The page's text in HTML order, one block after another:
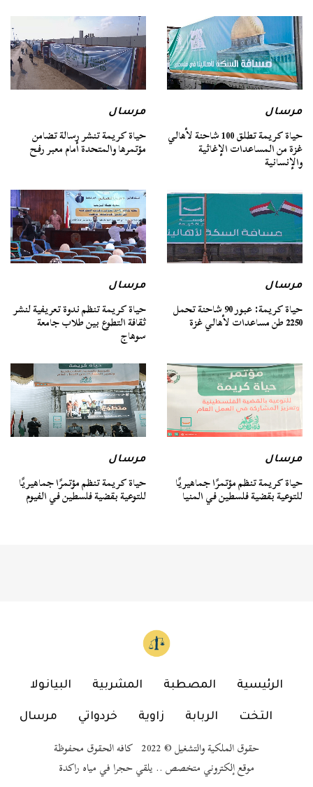
مرسال
حياة كريمة تطلق 100 شاحنة لأهالي
غزة من المساعدات الإغاثية
والإنسانية
مرسال
حياة كريمة تنشر رسالة تضامن
مؤتمرها والمتحدة أمام معبر رفح
مرسال
حياة كريمة: عبور 90 شاحنة تحمل
2250 طن مساعدات لأهالي غزة
مرسال
حياة كريمة تنظم ندوة تعريفية لنشر
ثقافة التطوع بين طلاب جامعة
سوهاج
مرسال
حياة كريمة تنظم مؤتمرًا جماهيريًا
للتوعية بقضية فلسطين في المنيا
مرسال
حياة كريمة تنظم مؤتمرًا جماهيريًا
للتوعية بقضية فلسطين في الفيوم
الرئيسية المصطبة المشربية البيانولا
التخت الربابة زاوية خردواتي مرسال
حقوق الملكية والتشغيل © 2022 كافه الحقوق محفوظة
موقع إلكتروني متخصص .. يلقي حجرا في مياه راكدة